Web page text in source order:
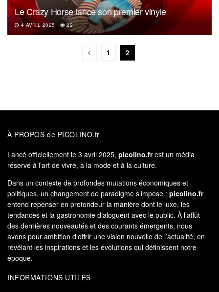
Le Crazy Horse lance son premier vinyle
4 AVRIL 2025 22
1 2
À PROPOS de PICOLINO.fr
Lancé officiellement le 3 avril 2025, picolino.frest un média
réservé à l’art de vivre, à la mode et à la culture.
Dans un contexte de profondes mutations économiques et
politiques, un changement de paradigme s’impose : picolino.fr
entend repenser en profondeur la manière dont le luxe, les
tendances et la gastronomie dialoguent avec le public. À l’affût
des dernières nouveautés et des courants émergents, nous
avons pour ambition d’offrir une vision nouvelle de l’actualité, en
révélant les inspirations et les évolutions qui définissent notre
époque.
INFORMATIONS UTILES